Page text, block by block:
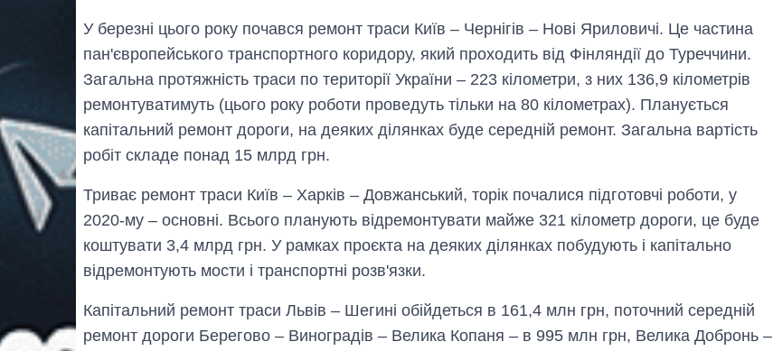
У березні цього року почався ремонт траси Київ – Чернігів – Нові Яриловичі. Це частина
пан'європейського транспортного коридору, який проходить від Фінляндії до Туреччини.
Загальна протяжність траси по території України – 223 кілометри, з них 136,9 кілометрів
ремонтуватимуть (цього року роботи проведуть тільки на 80 кілометрах). Планується
капітальний ремонт дороги, на деяких ділянках буде середній ремонт. Загальна вартість
робіт складе понад 15 млрд грн.
Триває ремонт траси Київ – Харків – Довжанський, торік почалися підготовчі роботи, у
2020-му – основні. Всього планують відремонтувати майже 321 кілометр дороги, це буде
коштувати 3,4 млрд грн. У рамках проєкта на деяких ділянках побудують і капітально
відремонтують мости і транспортні розв'язки.
Капітальний ремонт траси Львів – Шегині обійдеться в 161,4 млн грн, поточний середній
ремонт дороги Берегово – Виноградів – Велика Копаня – в 995 млн грн, Велика Добронь –